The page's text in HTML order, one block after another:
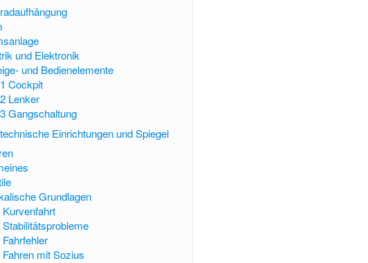
und Elektronik
und Bedienelemente
Cockpit
Lenker
Gangschaltung
Einrichtungen und Spiegel
Grundlagen
Kurvenfahrt
Stabilitätsprobleme
Fahrfehler
Fahren mit Sozius